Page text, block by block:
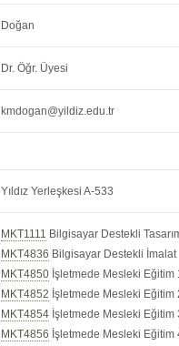
Doğan
Dr. Öğr. Üyesi
kmdogan@yildiz.edu.tr
Yıldız Yerleşkesi A-533
MKT1111 Bilgisayar Destekli
MKT4836 Bilgisayar Destekli İmalat
MKT4850 İşletmede Mesleki Eğitim
MKT4852 İşletmede Mesleki Eğitim
MKT4854 İşletmede Mesleki Eğitim
MKT4856 İşletmede Mesleki Eğitim